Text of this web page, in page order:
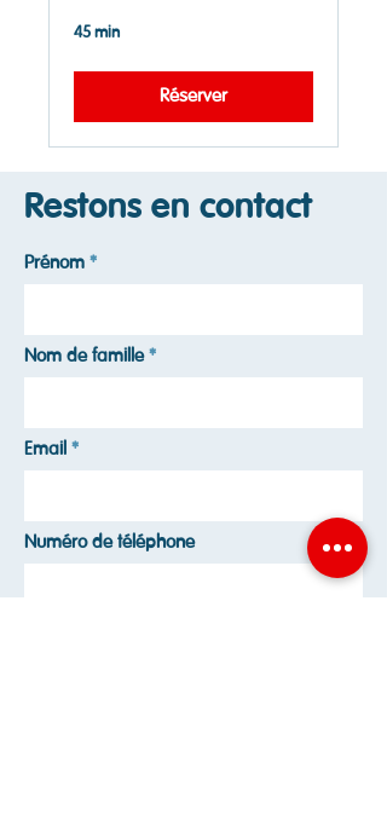
45 min
Réserver
Restons en contact
Prénom
Nom de famille
Email
Numéro de téléphone